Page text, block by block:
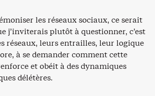
les réseaux sociaux, ce serait
j’inviterais plutôt à questionner, c’est
réseaux, leurs entrailles, leur logique
à se demander comment cette
et obéit à des dynamiques
délétères.